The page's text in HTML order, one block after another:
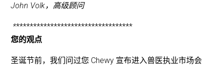
John Volk，高级顾问
***********************************
您的观点
圣诞节前，我们问过您 Chewy 宣布进入兽医执业市场会